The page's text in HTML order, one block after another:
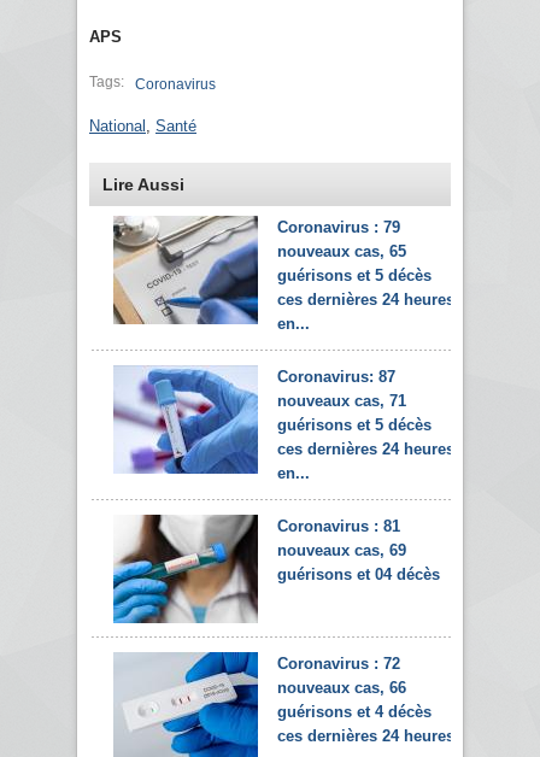
APS
Tags: Coronavirus
National Santé
Lire Aussi
Coronavirus : 79
nouveaux cas, 65
guérisons et 5 décès
ces dernières 24 heures
en...
Coronavirus: 87
nouveaux cas, 71
guérisons et 5 décès
ces dernières 24 heures
en...
Coronavirus : 81
nouveaux cas, 69
guérisons et 04 décès
Coronavirus : 72
nouveaux cas, 66
guérisons et 4 décès
ces dernières 24 heures